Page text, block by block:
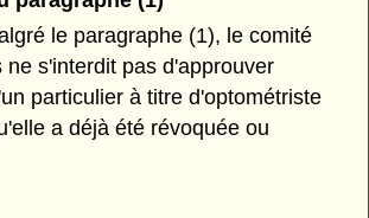
le paragraphe (1), le comité
ne s'interdit pas d'approuver
particulier à titre d'optométriste
a déjà été révoquée ou